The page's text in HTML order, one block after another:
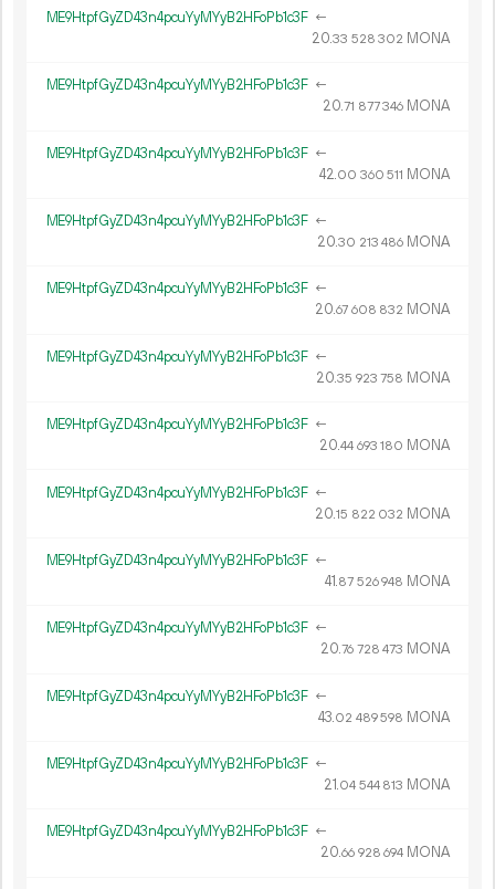
ME9HtpfGyZD43n4pcuYyMYyB2HFoPb1c3F ←
20.33 528 302 MONA
ME9HtpfGyZD43n4pcuYyMYyB2HFoPb1c3F ←
20.71 877346 MONA
ME9HtpfGyZD43n4pcuYyMYyB2HFoPb1c3F ←
42.00 360 511 MONA
ME9HtpfGyZD43n4pcuYyMYyB2HFoPb1c3F ←
20.30 213 486 MONA
ME9HtpfGyZD43n4pcuYyMYyB2HFoPb1c3F ←
20.67 608 832 MONA
ME9HtpfGyZD43n4pcuYyMYyB2HFoPb1c3F ←
20.35 923 758 MONA
ME9HtpfGyZD43n4pcuYyMYyB2HFoPb1c3F ←
20.44 693 180 MONA
ME9HtpfGyZD43n4pcuYyMYyB2HFoPb1c3F ←
20.15 822 032 MONA
ME9HtpfGyZD43n4pcuYyMYyB2HFoPb1c3F ←
41.87 526948 MONA
ME9HtpfGyZD43n4pcuYyMYyB2HFoPb1c3F ←
20.76 728 473 MONA
ME9HtpfGyZD43n4pcuYyMYyB2HFoPb1c3F ←
43.02 489598 MONA
ME9HtpfGyZD43n4pcuYyMYyB2HFoPb1c3F ←
21.04 544 813 MONA
ME9HtpfGyZD43n4pcuYyMYyB2HFoPb1c3F ←
20.66 928 694 MONA